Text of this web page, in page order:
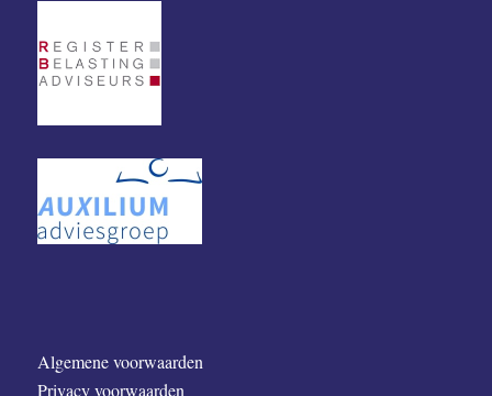
Algemene voorwaarden
Privacy voorwaarden